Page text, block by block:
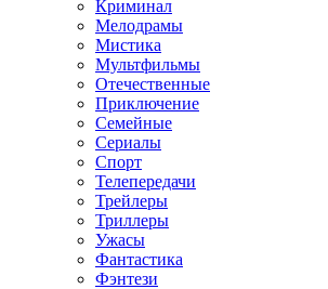
Криминал
Мелодрамы
Мистика
Мультфильмы
Отечественные
Приключение
Семейные
Сериалы
Спорт
Телепередачи
Трейлеры
Триллеры
Ужасы
Фантастика
Фэнтези